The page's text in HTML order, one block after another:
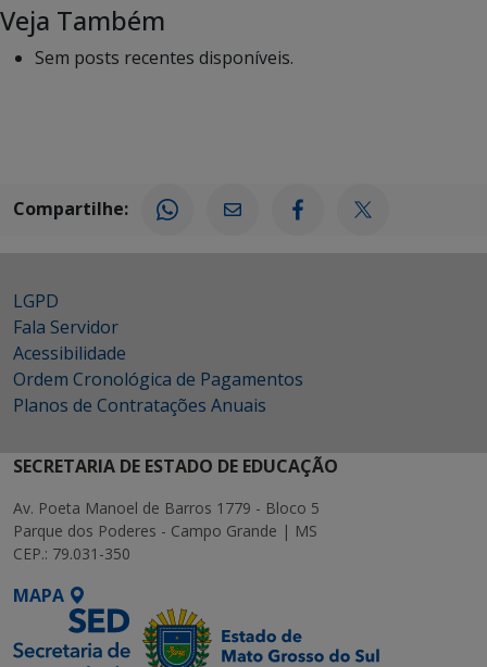
Veja Também
Sem posts recentes disponíveis.
Compartilhe:
LGPD
Fala Servidor
Acessibilidade
Ordem Cronológica de Pagamentos
Planos de Contratações Anuais
SECRETARIA DE ESTADO DE EDUCAÇÃO
Av. Poeta Manoel de Barros 1779 - Bloco 5
Parque dos Poderes - Campo Grande | MS
CEP.: 79.031-350
MAPA